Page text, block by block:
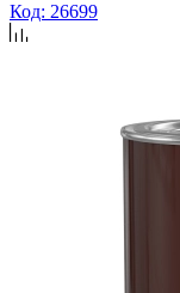
Код: 26699